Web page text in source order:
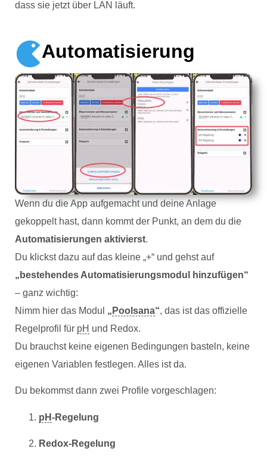
dass sie jetzt über LAN läuft.
Automatisierung
Wenn du die App aufgemacht und deine Anlage
gekoppelt hast, dann kommt der Punkt, an dem du die
Automatisierungen aktivierst.
Du klickst dazu auf das kleine „+“ und gehst auf
„bestehendes Automatisierungsmodul hinzufügen“
– ganz wichtig:
Nimm hier das Modul „ Poolsana“, das ist das offizielle
Regelprofil für pH und Redox.
Du brauchst keine eigenen Bedingungen basteln, keine
eigenen Variablen festlegen. Alles ist da.
Du bekommst dann zwei Profile vorgeschlagen:
pH-Regelung
Redox-Regelung